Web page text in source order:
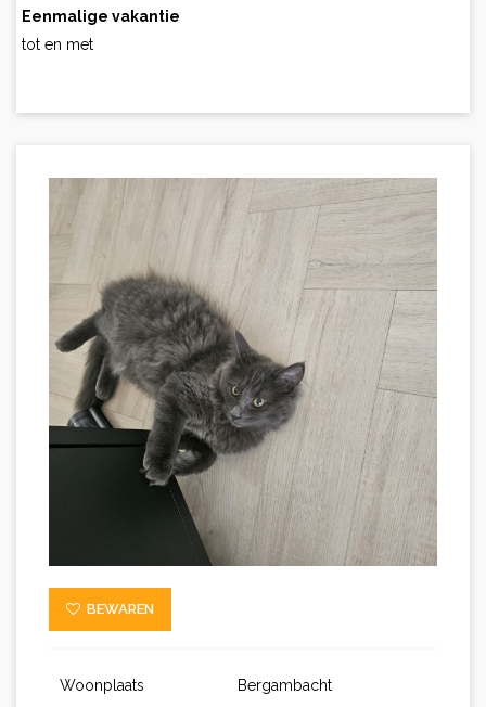
Eenmalige vakantie
tot en met
BEWAREN
Woonplaats
Bergambacht